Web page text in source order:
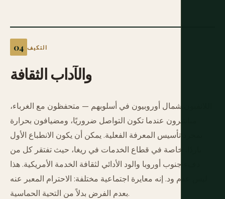
التكيف
الثقافة والآداب
اللاتفيون شمال أوروبيون في أسلوبهم — متحفظون مع الغرباء،
مباشرون عندما تكون التواصل ضروريًا، ومضيافون بحرارة
بمجرد تأسيس المعرفة الفعلية. يمكن أن يكون الانطباع الأول
باردًا، خاصة في قطاع الخدمات في ريغا، حيث تفتقر كل من
دفء جنوب أوروبا والود الأدائي لثقافة الخدمة الأمريكية. هذا
ليس عدم ود. إنه معايرة اجتماعية مختلفة: الاحترام المعبر عنه
بعدم الفرض بدلاً من التحية الحماسية.